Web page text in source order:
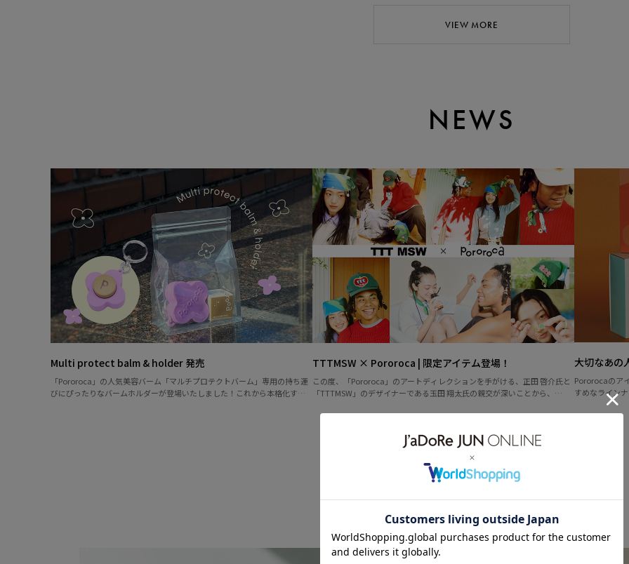
VIEW MORE
NEWS
Multi protect balm & holder 発売
「Pororoca」の人気美容バーム「マルチプロテクトバーム」専用の持ち運
びにぴったりなバームホルダーが登場いたしました！これから本格化する
TTTMSW × Pororoca | 限定アイテム登場！
この度、「Pororoca」のアートディレクションを手がける、正田 啓介氏と
「TTTMSW」のデザイナーである玉田 翔太氏の親交が深いことから、
した。
大切なあの
Pororocaのア
すめなライン
なた自身に、
TTTMSW × Pororoca
「Pororoca 」3周年記念 collaboration